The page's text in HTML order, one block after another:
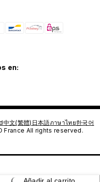
en:
中文(繁體) 日本語ภาษาไทย한국어
France All rights reserved.